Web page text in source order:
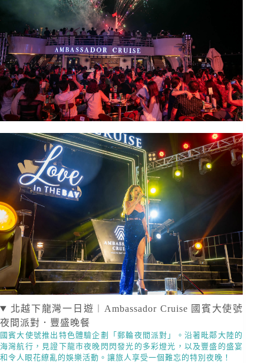
北越下龍灣一日遊︱Ambassador Cruise 國賓大使號
夜間派對．豐盛晚餐
國賓大使號推出特色體驗企劃「郵輪夜間派對」。沿著毗鄰大陸的
海灣航行，見證下龍市夜晚閃閃發光的多彩燈光，以及豐盛的盛宴
和令人眼花繚亂的娛樂活動。讓旅人享受一個難忘的特別夜晚！